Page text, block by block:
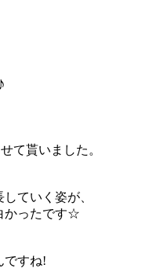
て貰いました。
ていく姿が、
かったです☆
ですね!